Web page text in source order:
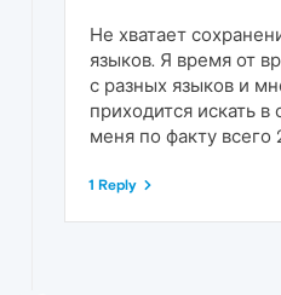
Не хватает
языков. Я время от
с разных языков и
приходится искать
меня по факту всего
1 Reply